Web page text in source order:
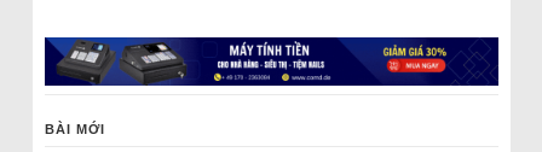
BÀI MỚI